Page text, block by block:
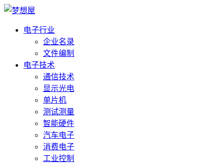
电子行业
企业名录
文件编制
电子技术
通信技术
显示光电
单片机
测试测量
智能硬件
汽车电子
消费电子
工业控制